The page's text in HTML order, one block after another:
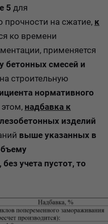
5 для
прочности на сжатие, к
ко времени
применяется
бетонных смесей и
строительную
нормативного
надбавка к
изделий
выше указанных в
учета пустот, то